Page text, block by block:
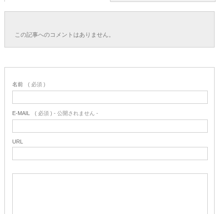
この記事へのコメントはありません。
名前 ( 必須 )
E-MAIL ( 必須 ) - 公開されません -
URL